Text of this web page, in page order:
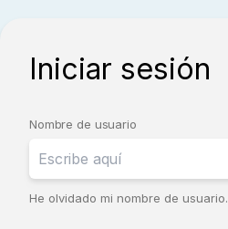
Iniciar sesión
Nombre de usuario
He olvidado mi nombre de usuario.